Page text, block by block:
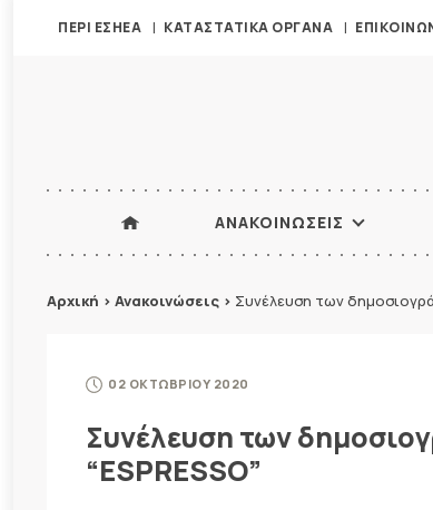
ΠΕΡΙ ΕΣΗΕΑ ΚΑΤΑΣΤΑΤΙΚΑ ΟΡΓΑΝΑ
ΑΝΑΚΟΙΝΩΣΕΙΣ
Αρχική > Ανακοινώσεις > Συνέλευση των
02 ΟΚΤΩΒΡΙΟΥ 2020
Συνέλευση των
“ESPRESSO”